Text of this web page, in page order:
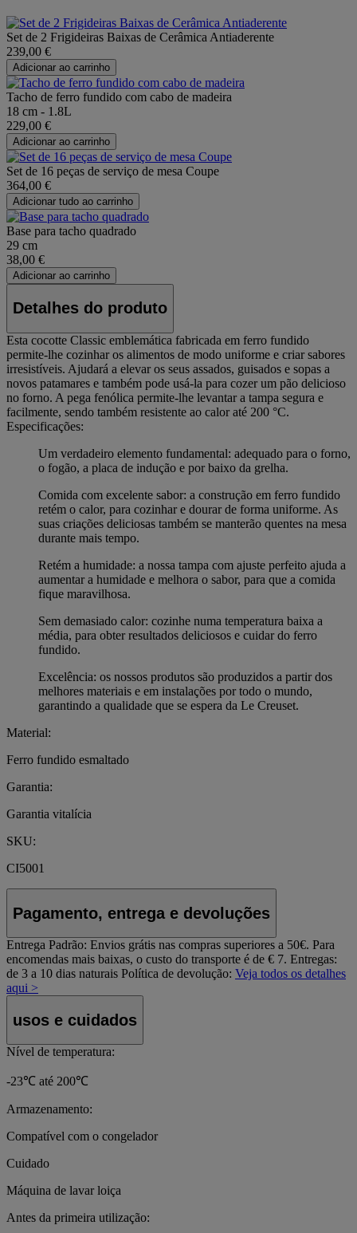
Set de 2 Frigideiras Baixas de Cerâmica Antiaderente
239,00 €
Adicionar ao carrinho
Tacho de ferro fundido com cabo de madeira
18 cm - 1.8L
229,00 €
Adicionar ao carrinho
Set de 16 peças de serviço de mesa Coupe
364,00 €
Adicionar tudo ao carrinho
Base para tacho quadrado
29 cm
38,00 €
Adicionar ao carrinho
Detalhes do produto
Esta cocotte Classic emblemática fabricada em ferro fundido
permite-lhe cozinhar os alimentos de modo uniforme e criar sabores
irresistíveis. Ajudará a elevar os seus assados, guisados e sopas a
novos patamares e também pode usá-la para cozer um pão delicioso
no forno. A pega fenólica permite-lhe levantar a tampa segura e
facilmente, sendo também resistente ao calor até 200 °C.
Especificações:
Um verdadeiro elemento fundamental: adequado para o forno,
o fogão, a placa de indução e por baixo da grelha.
Comida com excelente sabor: a construção em ferro fundido
retém o calor, para cozinhar e dourar de forma uniforme. As
suas criações deliciosas também se manterão quentes na mesa
durante mais tempo.
Retém a humidade: a nossa tampa com ajuste perfeito ajuda a
aumentar a humidade e melhora o sabor, para que a comida
fique maravilhosa.
Sem demasiado calor: cozinhe numa temperatura baixa a
média, para obter resultados deliciosos e cuidar do ferro
fundido.
Excelência: os nossos produtos são produzidos a partir dos
melhores materiais e em instalações por todo o mundo,
garantindo a qualidade que se espera da Le Creuset.
Material:
Ferro fundido esmaltado
Garantia:
Garantia vitalícia
SKU:
CI5001
Pagamento, entrega e devoluções
Entrega Padrão: Envios grátis nas compras superiores a 50€. Para
encomendas mais baixas, o custo do transporte é de € 7. Entregas:
de 3 a 10 dias naturais Política de devolução: Veja todos os detalhes
aqui >
usos e cuidados
Nível de temperatura:
-23℃ até 200℃
Armazenamento:
Compatível com o congelador
Cuidado
Máquina de lavar loiça
Antes da primeira utilização: